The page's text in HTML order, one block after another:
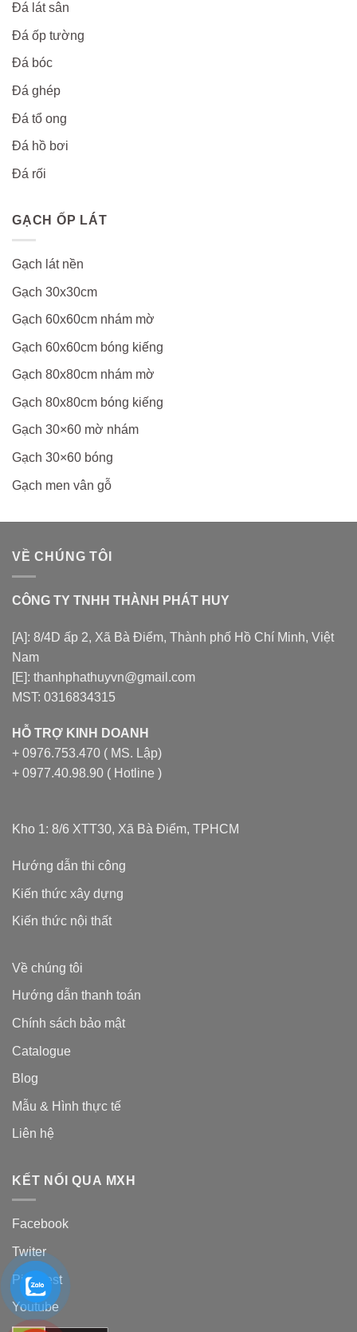
Đá lát sân
Đá ốp tường
Đá bóc
Đá ghép
Đá tổ ong
Đá hồ bơi
Đá rối
GẠCH ỐP LÁT
Gạch lát nền
Gạch 30x30cm
Gạch 60x60cm nhám mờ
Gạch 60x60cm bóng kiếng
Gạch 80x80cm nhám mờ
Gạch 80x80cm bóng kiếng
Gạch 30×60 mờ nhám
Gạch 30×60 bóng
Gạch men vân gỗ
VỀ CHÚNG TÔI
CÔNG TY TNHH THÀNH PHÁT HUY
[A]: 8/4D ấp 2, Xã Bà Điểm, Thành phố Hồ Chí Minh, Việt
Nam
[E]: thanhphathuyvn@gmail.com
MST: 0316834315
HỖ TRỢ KINH DOANH
+ 0976.753.470 ( MS. Lập)
+ 0977.40.98.90 ( Hotline )
Kho 1: 8/6 XTT30, Xã Bà Điểm, TPHCM
Hướng dẫn thi công
Kiến thức xây dựng
Kiến thức nội thất
Về chúng tôi
Hướng dẫn thanh toán
Chính sách bảo mật
Catalogue
Blog
Mẫu & Hình thực tế
Liên hệ
KẾT NỐI QUA MXH
Facebook
Twiter
Pinterest
Youtube